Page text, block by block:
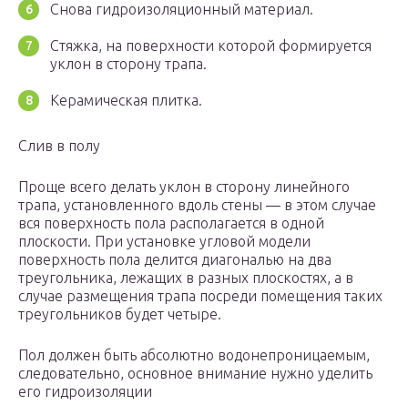
Снова гидроизоляционный материал.
Стяжка, на поверхности которой формируется
уклон в сторону трапа.
Керамическая плитка.
Слив в полу
Проще всего делать уклон в сторону линейного
трапа, установленного вдоль стены — в этом случае
вся поверхность пола располагается в одной
плоскости. При установке угловой модели
поверхность пола делится диагональю на два
треугольника, лежащих в разных плоскостях, а в
случае размещения трапа посреди помещения таких
треугольников будет четыре.
Пол должен быть абсолютно водонепроницаемым,
следовательно, основное внимание нужно уделить
его гидроизоляции